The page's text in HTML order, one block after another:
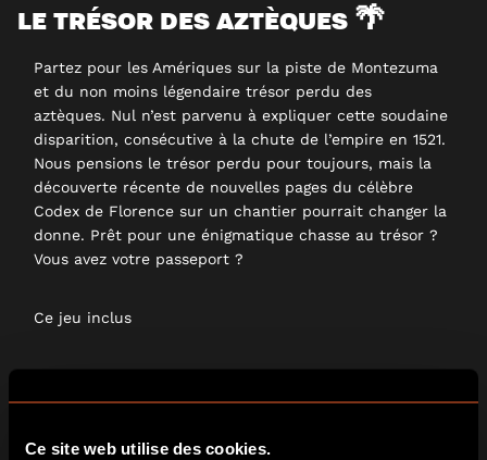
Ce site web utilise des cookies.
LE TRÉSOR DES AZTÈQUES 🌴
Partez pour les Amériques sur la piste de Montezuma
et du non moins légendaire trésor perdu des
aztèques. Nul n’est parvenu à expliquer cette soudaine
disparition, consécutive à la chute de l’empire en 1521.
Nous pensions le trésor perdu pour toujours, mais la
découverte récente de nouvelles pages du célèbre
Codex de Florence sur un chantier pourrait changer la
donne. Prêt pour une énigmatique chasse au trésor ?
Vous avez votre passeport ?
Ce jeu inclus
1 chèque cadeau d’une valeur de 10€
Vous aurez besoin d’une imprimante, d’un accès